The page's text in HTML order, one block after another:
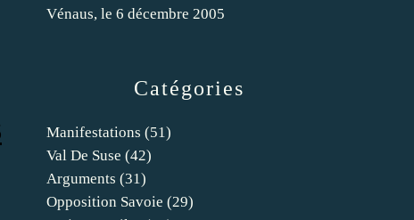
Catégories
Manifestations (51)
Val De Suse (42)
Arguments (31)
Opposition Savoie (29)
Vénaus, le 6 décembre 2005